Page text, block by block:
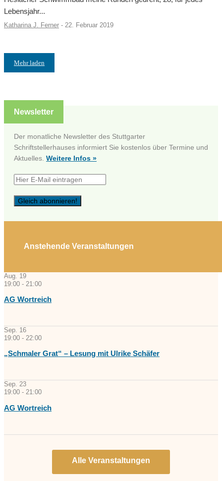
Lebensjahr...
Katharina J. Ferner - 22. Februar 2019
Mehr laden
Newsletter
Der monatliche Newsletter des Stuttgarter
Schriftstellerhauses informiert Sie kostenlos über Termine und
Aktuelles. Weitere Infos »
Anstehende Veranstaltungen
Aug. 19
19:00 - 21:00
AG Wortreich
Sep. 16
19:00 - 22:00
„Schmaler Grat“ – Lesung mit Ulrike Schäfer
Sep. 23
19:00 - 21:00
AG Wortreich